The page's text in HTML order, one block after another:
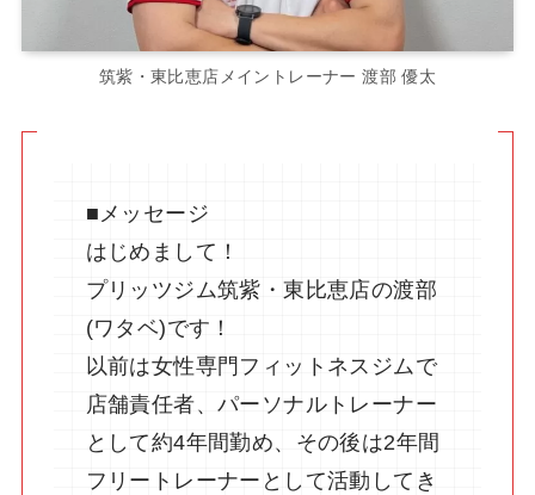
筑紫・東比恵店メイントレーナー 渡部 優太
■メッセージ
はじめまして！
プリッツジム筑紫・東比恵店の渡部
(ワタベ)です！
以前は女性専門フィットネスジムで
店舗責任者、パーソナルトレーナー
として約4年間勤め、その後は2年間
フリートレーナーとして活動してき